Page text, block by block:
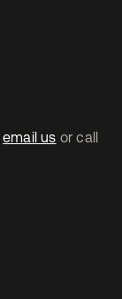
email us or call